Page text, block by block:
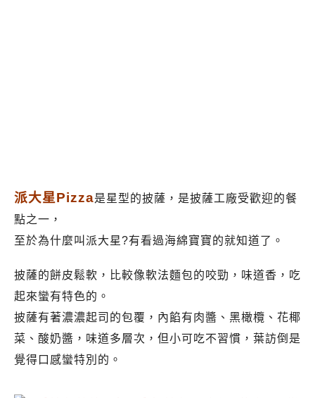
派大星Pizza是星型的披薩，是披薩工廠受歡迎的餐
點之一，
至於為什麼叫派大星?有看過海綿寶寶的就知道了。
披薩的餅皮鬆軟，比較像軟法麵包的咬勁，味道香，吃
起來蠻有特色的。
披薩有著濃濃起司的包覆，內餡有肉醬、黑橄欖、花椰
菜、酸奶醬，味道多層次，但小可吃不習慣，葉訪倒是
覺得口感蠻特別的。